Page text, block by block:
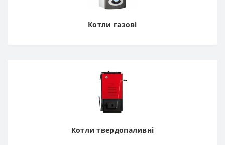
Котли газові
Котли твердопаливні